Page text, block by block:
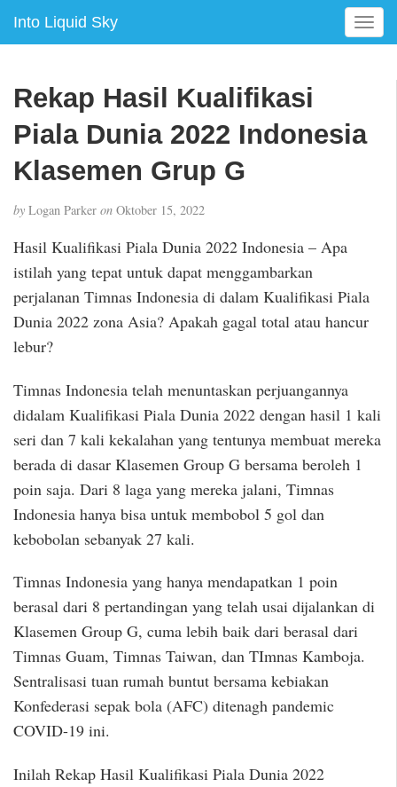
Into Liquid Sky
T
o
n
o
n
Rekap Hasil Kualifikasi
Piala Dunia 2022 Indonesia
Klasemen Grup G
by Logan Parker on Oktober 15, 2022
Hasil Kualifikasi Piala Dunia 2022 Indonesia – Apa
istilah yang tepat untuk dapat menggambarkan
perjalanan Timnas Indonesia di dalam Kualifikasi Piala
Dunia 2022 zona Asia? Apakah gagal total atau hancur
lebur?
Timnas Indonesia telah menuntaskan perjuangannya
didalam Kualifikasi Piala Dunia 2022 dengan hasil 1 kali
seri dan 7 kali kekalahan yang tentunya membuat mereka
berada di dasar Klasemen Group G bersama beroleh 1
poin saja. Dari 8 laga yang mereka jalani, Timnas
Indonesia hanya bisa untuk membobol 5 gol dan
kebobolan sebanyak 27 kali.
Timnas Indonesia yang hanya mendapatkan 1 poin
berasal dari 8 pertandingan yang telah usai dijalankan di
Klasemen Group G, cuma lebih baik dari berasal dari
Timnas Guam, Timnas Taiwan, dan TImnas Kamboja.
Sentralisasi tuan rumah buntut bersama kebiakan
Konfederasi sepak bola (AFC) ditenagh pandemic
COVID-19 ini.
Inilah Rekap Hasil Kualifikasi Piala Dunia 2022